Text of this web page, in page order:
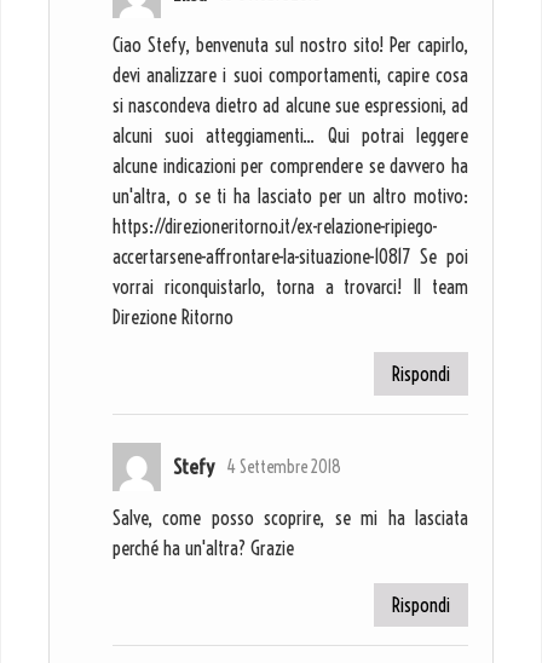
Ciao Stefy, benvenuta sul nostro sito! Per capirlo,
devi analizzare i suoi comportamenti, capire cosa
si nascondeva dietro ad alcune sue espressioni, ad
alcuni suoi atteggiamenti... Qui potrai leggere
alcune indicazioni per comprendere se davvero ha
un'altra, o se ti ha lasciato per un altro motivo:
https://direzioneritorno.it/ex-relazione-ripiego-
accertarsene-affrontare-la-situazione-10817 Se poi
vorrai riconquistarlo, torna a trovarci! Il team
Direzione Ritorno
Rispondi
Stefy 4 Settembre 2018
Salve, come posso scoprire, se mi ha lasciata
perché ha un'altra? Grazie
Rispondi